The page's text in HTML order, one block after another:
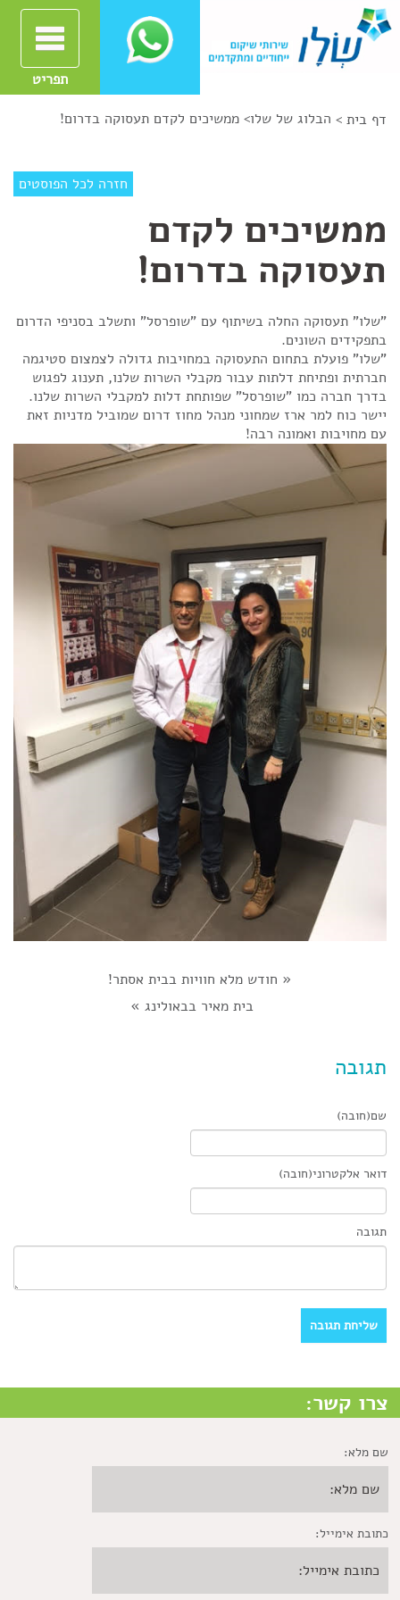
תפריט
דף בית > הבלוג של שלו> ממשיכים לקדם תעסוקה בדרום!
חזרה לכל הפוסטים
ממשיכים לקדם
תעסוקה בדרום!
"שלו" תעסוקה החלה בשיתוף עם "שופרסל" ותשלב בסניפי הדרום
בתפקידים השונים.
"שלו" פועלת בתחום התעסוקה במחויבות גדולה לצמצום סטיגמה
חברתית ופתיחת דלתות עבור מקבלי השרות שלנו, תענוג לפגוש
בדרך חברה כמו "שופרסל" שפותחת דלות למקבלי השרות שלנו. ​
​יישר כוח למר ארז שמחוני מנהל מחוז דרום שמוביל מדניות זאת
עם מחויבות ואמונה רבה!
« חודש מלא חוויות בבית אסתר!
בית מאיר בבאולינג»
תגובה
שם(חובה)
דואר אלקטרוני(חובה)
תגובה
צרו קשר:
שם מלא:
כתובת אימייל: